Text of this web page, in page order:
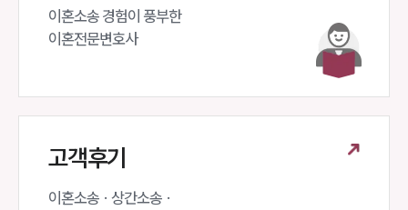
이혼소송 경험이 풍부한
이혼전문변호사
고객후기
이혼소송 · 상간소송 ·